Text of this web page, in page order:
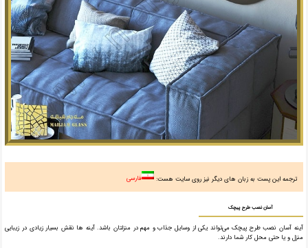
ترجمه این پست به زبان های دیگر نیز روی سایت هست: فارسی
آسان نصب طرح پیچک
آینه آسان نصب طرح پیچک می‌تواند یکی از وسایل جذاب و مهم در منزلتان باشد. آینه ها نقش بسیار زیادی در زیبایی
منزل و یا حتی محل کار شما دارند.